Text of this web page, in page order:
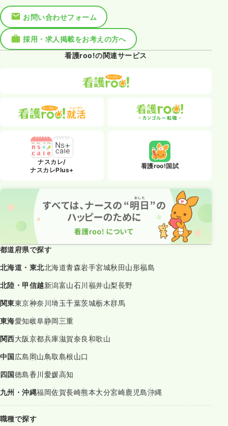
お問い合わせフォーム
採用・求人掲載をお考えの方へ
看護roo!の関連サービス
ナスカレ/
ナスカレPlus+
看護roo!国試
都道府県で探す
北海道・東北北海道青森岩手宮城秋田山形福島
北陸・甲信越新潟富山石川福井山梨長野
関東東京神奈川埼玉千葉茨城栃木群馬
東海愛知岐阜静岡三重
関西大阪京都兵庫滋賀奈良和歌山
中国広島岡山鳥取島根山口
四国徳島香川愛媛高知
九州・沖縄福岡佐賀長崎熊本大分宮崎鹿児島沖縄
職種で探す